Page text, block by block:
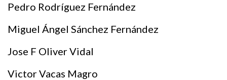
Pedro Rodríguez Fernández
Miguel Ángel Sánchez Fernández
Jose F Oliver Vidal
Victor Vacas Magro